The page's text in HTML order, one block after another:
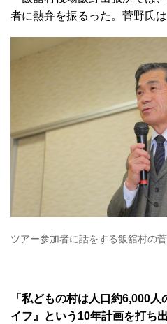
者に熱弁を振るった。菅野氏
ツアー参加者に話をする飯舘村の
「私どもの村は人口約6,000
イフ』という10年計画を打ち